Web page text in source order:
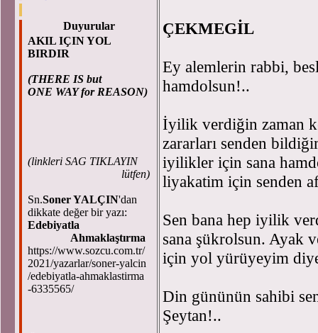
Duyurular
AKIL IÇIN YOL
BIRDIR
(THERE IS but
ONE WAY for REASON)
(linkleri SAG TIKLAYIN
lütfen)
Sn.Soner YALÇIN'dan
dikkate değer bir yazı:
Edebiyatla
Ahmaklaştırma
https://www.sozcu.com.tr/
2021/yazarlar/soner-yalcin
/edebiyatla-ahmaklastirma
-6335565/
ÇEKMEGİL
Ey alemlerin rabbi,
hamdolsun!..
İyilik verdiğin zaman
zararları senden
iyilikler için sana
liyakatim için senden
Sen bana hep iyilik
sana şükrolsun. Ayak
için yol yürüyeyim
Din gününün sahibi
Şeytan!..